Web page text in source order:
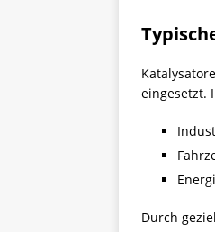
eingesetzt.
Durch